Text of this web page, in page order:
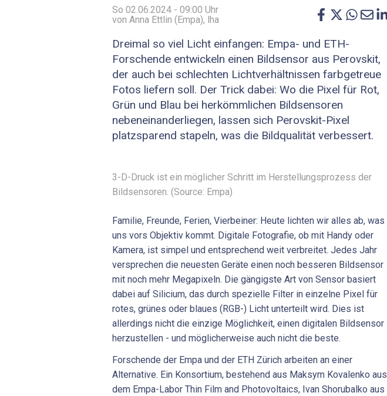
So 02.06.2024 - 09:00 Uhr
von Anna Ettlin (Empa), lha
Dreimal so viel Licht einfangen: Empa- und ETH-
Forschende entwickeln einen Bildsensor aus Perovskit,
der auch bei schlechten Lichtverhältnissen farbgetreue
Fotos liefern soll. Der Trick dabei: Wo die Pixel für Rot,
Grün und Blau bei herkömmlichen Bildsensoren
nebeneinanderliegen, lassen sich Perovskit-Pixel
platzsparend stapeln, was die Bildqualität verbessert.
3-D-Druck ist ein möglicher Schritt im Herstellungsprozess der
Bildsensoren. (Source: Empa)
Familie, Freunde, Ferien, Vierbeiner: Heute lichten wir alles ab, was
uns vors Objektiv kommt. Digitale Fotografie, ob mit Handy oder
Kamera, ist simpel und entsprechend weit verbreitet. Jedes Jahr
versprechen die neuesten Geräte einen noch besseren Bildsensor
mit noch mehr Megapixeln. Die gängigste Art von Sensor basiert
dabei auf Silicium, das durch spezielle Filter in einzelne Pixel für
rotes, grünes oder blaues (RGB-) Licht unterteilt wird. Dies ist
allerdings nicht die einzige Möglichkeit, einen digitalen Bildsensor
herzustellen - und möglicherweise auch nicht die beste.
Forschende der Empa und der ETH Zürich arbeiten an einer
Alternative. Ein Konsortium, bestehend aus Maksym Kovalenko aus
dem Empa-Labor Thin Film and Photovoltaics, Ivan Shorubalko aus